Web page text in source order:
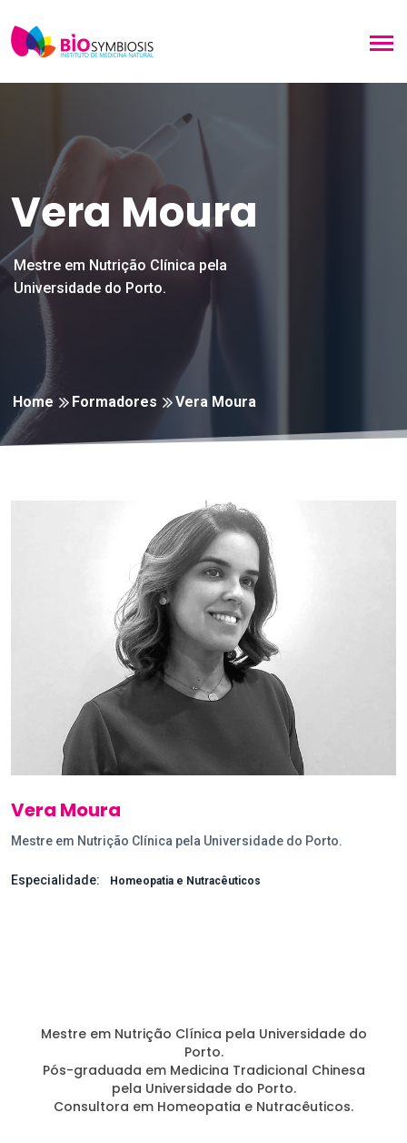
Vera Moura
Mestre em Nutrição Clínica pela
Universidade do Porto.
Home Formadores Vera Moura
Vera Moura
Mestre em Nutrição Clínica pela Universidade do Porto.
Especialidade: Homeopatia e Nutracêuticos
Mestre em Nutrição Clínica pela Universidade do
Porto.
Pós-graduada em Medicina Tradicional Chinesa
pela Universidade do Porto.
Consultora em Homeopatia e Nutracêuticos.